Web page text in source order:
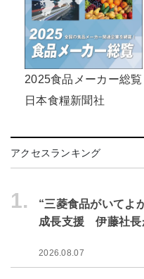
2025食品メーカー総覧
日本食糧新聞社
アクセスランキング
1.
“三菱食品がいてよ
成長支援 伊藤社長
2026.08.07